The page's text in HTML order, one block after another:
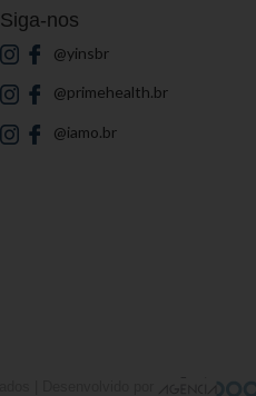
Siga-nos
@yinsbr
@primehealth.br
@iamo.br